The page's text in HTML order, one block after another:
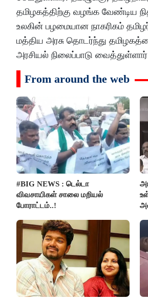
தமிழகத்திற்கு வழங்க வேண்டிய
உலகின் பழமையான நாகரிகம்
மத்திய அரசு தொடர்ந்து
அரசியல் நிலைப்பாடு
From around the web
#BIG NEWS : டெல்டா
விவசாயிகள் சாலை மறியல்
போராட்டம்..!